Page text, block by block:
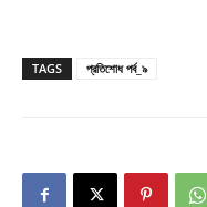
TAGS প্রতিশোধ পর্ব_৯